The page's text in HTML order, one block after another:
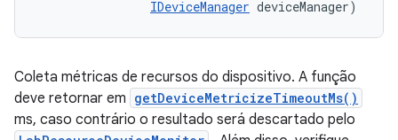
IDeviceManager deviceManager)
Coleta métricas de recursos do dispositivo. A função
deve retornar em getDeviceMetricizeTimeoutMs()
ms, caso contrário o resultado será descartado pelo